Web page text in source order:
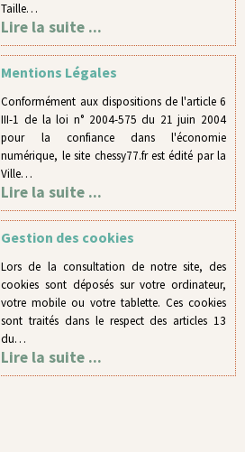
Taille…
Lire la suite ...
Mentions Légales
Conformément aux dispositions de l'article 6
III-1 de la loi n° 2004-575 du 21 juin 2004
pour la confiance dans l'économie
numérique, le site chessy77.fr est édité par la
Ville…
Lire la suite ...
Gestion des cookies
Lors de la consultation de notre site, des
cookies sont déposés sur votre ordinateur,
votre mobile ou votre tablette. Ces cookies
sont traités dans le respect des articles 13
du…
Lire la suite ...